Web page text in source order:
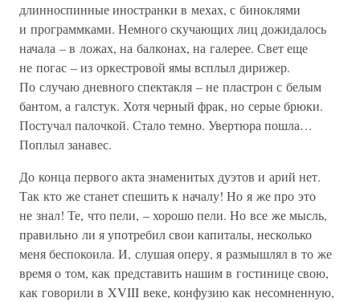
длинноспинные иностранки в мехах, с биноклями
и программками. Немного скучающих лиц дожидалось
начала – в ложах, на балконах, на галерее. Свет еще
не погас – из оркестровой ямы всплыл дирижер.
По случаю дневного спектакля – не пластрон с белым
бантом, а галстук. Хотя черный фрак, но серые брюки.
Постучал палочкой. Стало темно. Увертюра пошла…
Поплыл занавес.
До конца первого акта знаменитых дуэтов и арий нет.
Так кто же станет спешить к началу! Но я же про это
не знал! Те, что пели, – хорошо пели. Но все же мысль,
правильно ли я употребил свои капиталы, несколько
меня беспокоила. И, слушая оперу, я размышлял в то же
время о том, как представить нашим в гостинице свою,
как говорили в XVIII веке, конфузию как несомненную,